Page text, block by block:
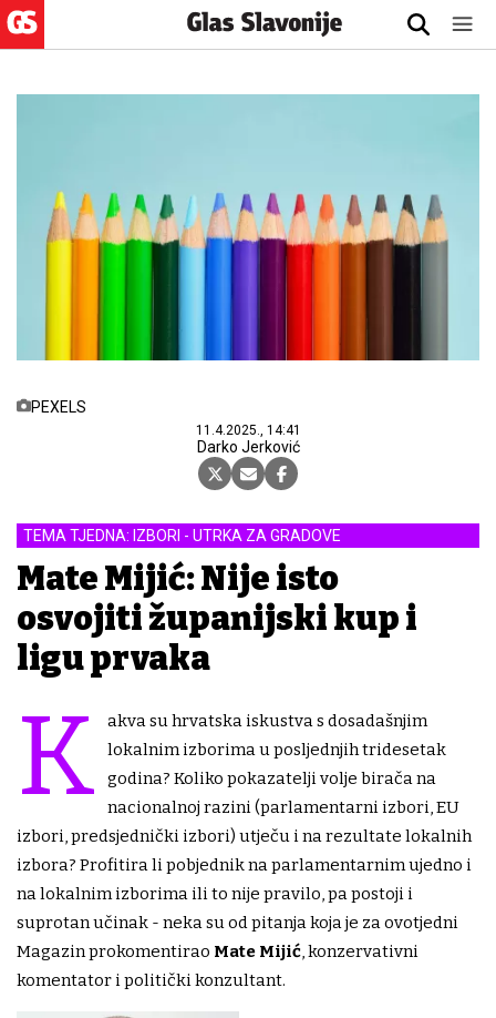
PEXELS
11.4.2025., 14:41
Darko Jerković
TEMA TJEDNA: IZBORI - UTRKA ZA GRADOVE
Mate Mijić: Nije isto
osvojiti županijski kup i
ligu prvaka
K
akva su hrvatska iskustva s dosadašnjim
lokalnim izborima u posljednjih tridesetak
godina? Koliko pokazatelji volje birača na
nacionalnoj razini (parlamentarni izbori, EU
izbori, predsjednički izbori) utječu i na rezultate lokalnih
izbora? Profitira li pobjednik na parlamentarnim ujedno i
na lokalnim izborima ili to nije pravilo, pa postoji i
suprotan učinak - neka su od pitanja koja je za ovotjedni
Magazin prokomentirao Mate Mijić, konzervativni
komentator i politički konzultant.